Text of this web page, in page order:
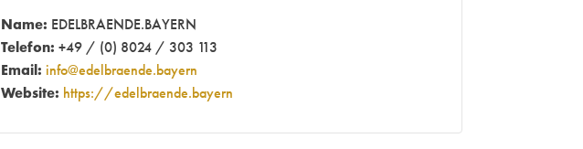
Name: EDELBRAENDE.BAYERN
Telefon: +49 / (0) 8024 / 303 113
Email: info@edelbraende.bayern
Website: https://edelbraende.bayern